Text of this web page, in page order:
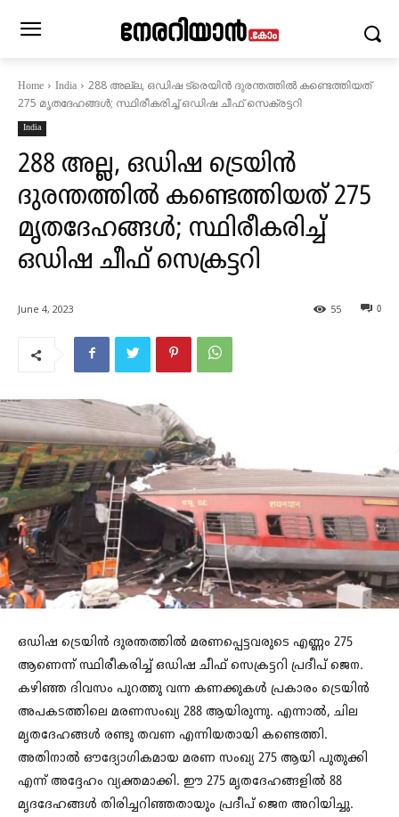
Home India
288 അല്ല, ഒഡിഷ ട്രെയിൻ ദുരന്തത്തിൽ കണ്ടെത്തിയത്
275 മൃതദേഹങ്ങൾ; സ്ഥിരീകരിച്ച് ഒഡിഷ ചീഫ് സെക്രട്ടറി
India
288 അല്ല, ഒഡിഷ ട്രെയിൻ
ദുരന്തത്തിൽ കണ്ടെത്തിയത് 275
മൃതദേഹങ്ങൾ; സ്ഥിരീകരിച്ച്
ഒഡിഷ ചീഫ് സെക്രട്ടറി
June 4, 2023 0
55
ഒഡിഷ ട്രെയിൻ ദുരന്തത്തിൽ മരണപ്പെട്ടവരുടെ എണ്ണം 275
ആണെന്ന് സ്ഥിരീകരിച്ച് ഒഡിഷ ചീഫ് സെക്രട്ടറി പ്രദീപ് ജെന.
കഴിഞ്ഞ ദിവസം പുറത്തു വന്ന കണക്കുകൾ പ്രകാരം ട്രെയിൻ
അപകടത്തിലെ മരണസംഖ്യ 288 ആയിരുന്നു. എന്നാൽ, ചില
മൃതദേഹങ്ങൾ രണ്ടു തവണ എന്നിയതായി കണ്ടെത്തി.
അതിനാൽ ഔദ്യോഗികമായ മരണ സംഖ്യ 275 ആയി പുതുക്കി
എന്ന് അദ്ദേഹം വ്യക്തമാക്കി. ഈ 275 മൃതദേഹങ്ങളിൽ 88
മൃദദേഹങ്ങൾ തിരിച്ചറിഞ്ഞതായും പ്രദീപ് ജെന അറിയിച്ചു.